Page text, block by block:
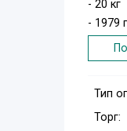
- 20 кг
- 1979
-
- есть
-
Тип
Торг: